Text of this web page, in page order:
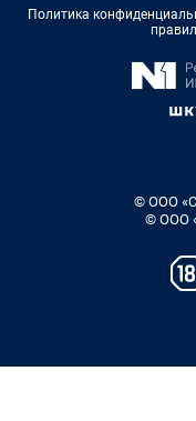
Политика
© ООО
© ООО